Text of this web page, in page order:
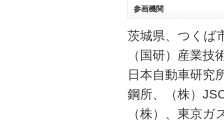
参画機関
茨城県、つくば
（国研）産業
日本自動車研究
鋼所、（株）
（株）、東京